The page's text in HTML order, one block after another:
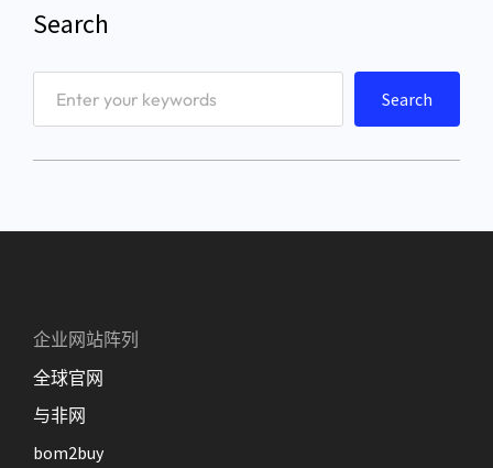
Search
Search
企业网站阵列
全球官网
与非网
bom2buy